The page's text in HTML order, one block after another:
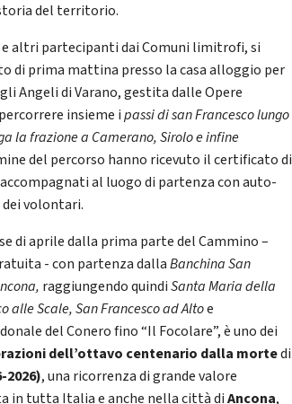
del territorio.
altri partecipanti dai Comuni limitrofi, si
di prima mattina presso la casa alloggio per
Angeli di Varano, gestita dalle Opere
insieme ipassi di san Francesco lungo
la frazione a Camerano, Sirolo e infine
del percorso hanno ricevuto il certificato di
al luogo di partenza con auto-
volontari.
di aprile dalla prima parte del Cammino –
- con partenza dallaBanchina San
raggiungendo quindiSanta Maria della
alle Scale, San Francesco ad Altoe
del Conero fino “Il Focolare”, è uno dei
dell’ottavo centenario dalla mortedi
2026), una ricorrenza di grande valore
in tutta Italia e anche nella città diAncona,